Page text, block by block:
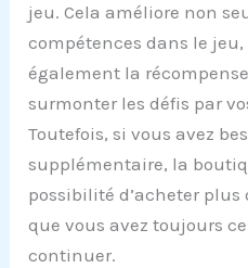
jeu. Cela améliore non
compétences dans le
également la
surmonter les défis par
Toutefois, si vous avez
supplémentaire, la
possibilité d’acheter plus
que vous avez toujours
continuer.